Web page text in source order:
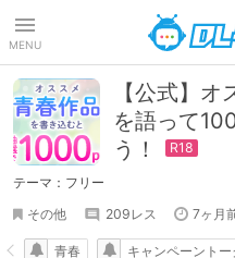
MENU
【公式】
を語って
う！
テーマ：フリー
その他
209レス 7ヶ月
青春 キャンペーントー